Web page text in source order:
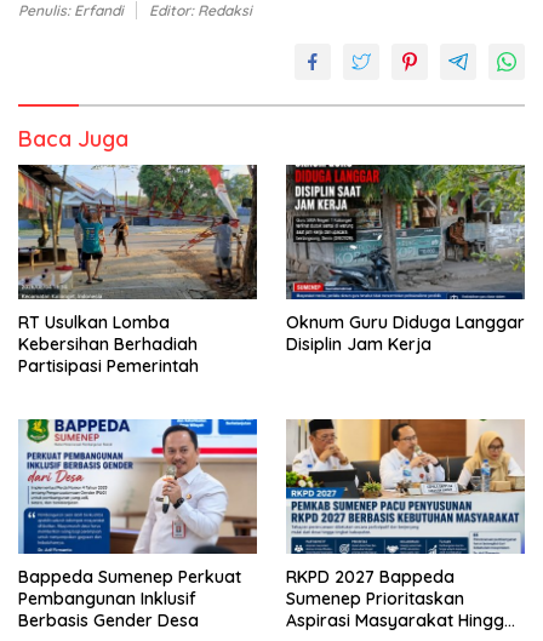
Penulis: Erfandi Editor: Redaksi
Baca Juga
RT Usulkan Lomba
Kebersihan Berhadiah
Partisipasi Pemerintah
Oknum Guru Diduga Langgar
Disiplin Jam Kerja
Bappeda Sumenep Perkuat
Pembangunan Inklusif
Berbasis Gender Desa
RKPD 2027 Bappeda
Sumenep Prioritaskan
Aspirasi Masyarakat Hingga